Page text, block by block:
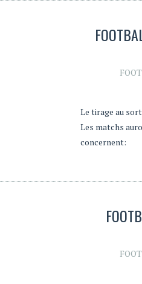
Le tirage au
Les matchs
concernent: